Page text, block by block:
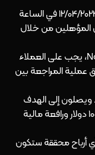
• بعد انتهاء المكافأة، سيتم إغلاق المراكز في 12/04/2024 في الساعة
المؤهلين من خلال
• يجب ملاحظة أنه للحصول على حساب Nano، يجب على العملاء
عملية المراجعة بين
ويصلون إلى الهدف
سيحصلون على حساب تحوط Nano برصيد 100 دولار ورافعة مالية
متاحًا لمدة 30 يومًا وأي أرباح محققة ستكون